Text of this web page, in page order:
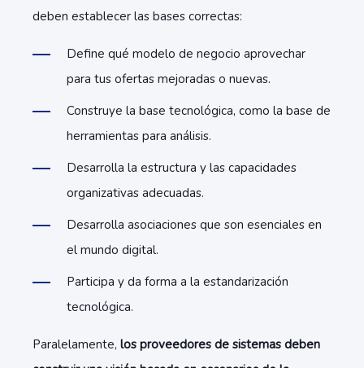
deben establecer las bases correctas:
Define qué modelo de negocio aprovechar
para tus ofertas mejoradas o nuevas.
Construye la base tecnológica, como la base de
herramientas para análisis.
Desarrolla la estructura y las capacidades
organizativas adecuadas.
Desarrolla asociaciones que son esenciales en
el mundo digital.
Participa y da forma a la estandarización
tecnológica.
Paralelamente, los proveedores de sistemas deben